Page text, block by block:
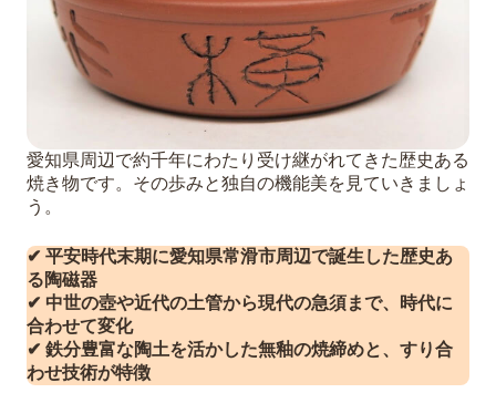
作家の署名（銘）や彫りの質
常滑焼の買取は福ちゃんにお任せくださ
い
まとめ
6
常滑焼の買取に関するよくある質問（Q＆
A）
能ですか？
か？
Q3. 共箱がない場合、査定額は大きく下
がりますか？
愛知県周辺で約千年にわたり受け継がれてきた歴史ある
焼き物です。その歩みと独自の機能美を見ていきましょ
う。
✔ 平安時代末期に愛知県常滑市周辺で誕生した歴史あ
る陶磁器
✔ 中世の壺や近代の土管から現代の急須まで、時代に
合わせて変化
✔ 鉄分豊富な陶土を活かした無釉の焼締めと、すり合
わせ技術が特徴